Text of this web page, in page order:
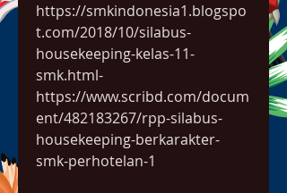
https://smkindonesia1.blogspo
t.com/2018/10/silabus-
housekeeping-kelas-11-
smk.html-
https://www.scribd.com/docum
ent/482183267/rpp-silabus-
housekeeping-berkarakter-
smk-perhotelan-1